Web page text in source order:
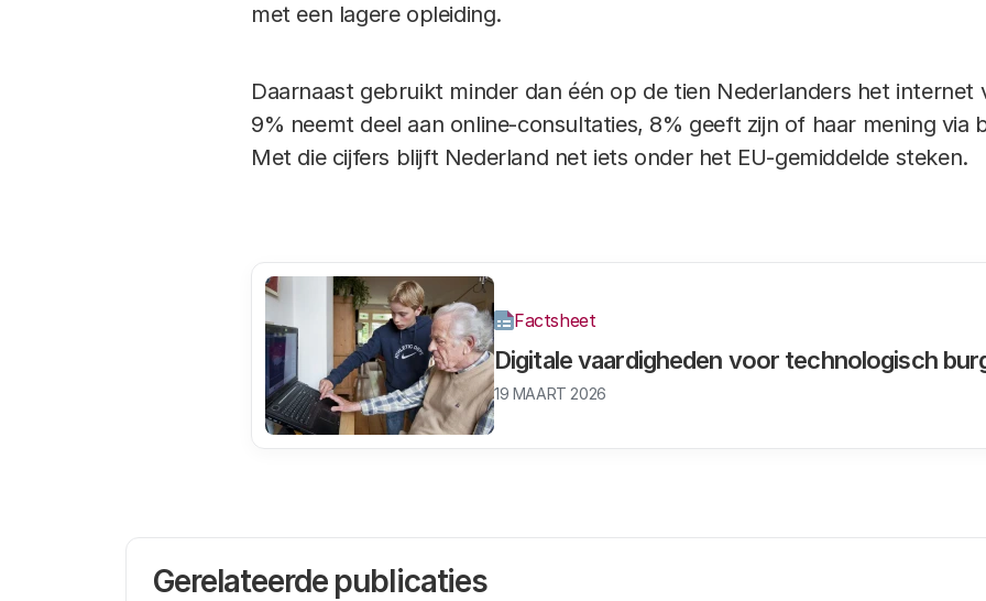
met een lagere opleiding.
Daarnaast gebruikt minder dan één op de tien Nederlanders het internet
9% neemt deel aan online-consultaties, 8% geeft zijn of haar mening via
Met die cijfers blijft Nederland net iets onder het EU-gemiddelde steken.
Digitale vaardigheden voor technologisch
Factsheet
19 MAART 2026
Gerelateerde publicaties